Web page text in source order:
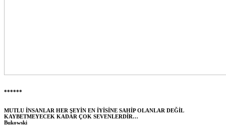
******
MUTLU İNSANLAR HER ŞEYİN EN İYİSİNE SAHİP OLANLAR DEĞİL
KAYBETMEYECEK KADAR ÇOK SEVENLERDİR…
Bukowski